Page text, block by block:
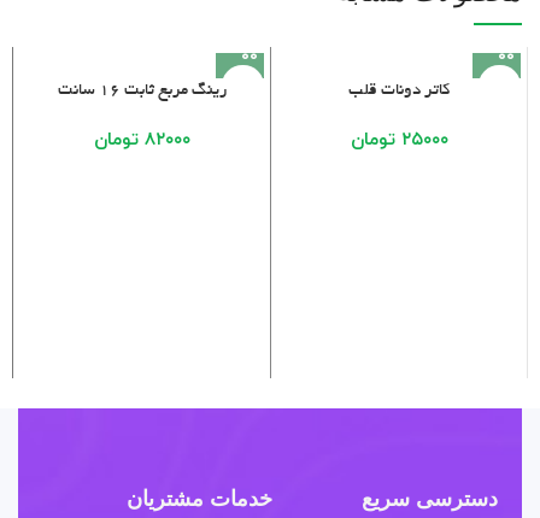
کاتر دونات قلب
۲۵۰۰۰ تومان
رینگ مربع ثابت 16 سانت
۸۲۰۰۰ تومان
دسترسی سریع خدمات مشتریان